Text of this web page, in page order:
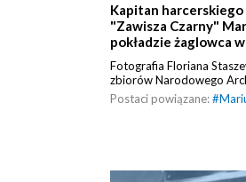
Kapitan harcerskiego
"Zawisza Czarny"
pokładzie żaglowca
Fotografia Floriana
zbiorów Narodowego
Postaci powiązane:#